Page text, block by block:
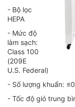
- Bộ lọc
HEPA
- Mức độ
làm sạch:
Class 100
(209E
U.S. Federal)
- Số lượng khuẩn:
- Tốc độ gió trung